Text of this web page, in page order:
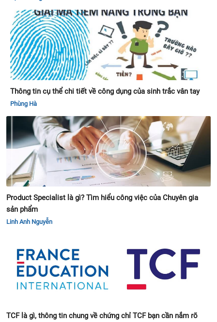
Thông tin cụ thể chi tiết về công dụng của sinh trắc vân tay
Phùng Hà
Product Specialist là gì? Tìm hiểu công việc của Chuyên gia
sản phẩm
Linh Anh Nguyễn
TCF là gì, thông tin chung về chứng chỉ TCF bạn cần nắm rõ